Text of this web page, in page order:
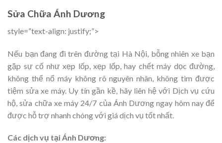
Sửa Chữa Ánh Dương
style=”text-align: justify;”>
Nếu bạn đang đi trên đường tại Hà Nội, bỗng nhiên xe bạn
gặp sự cố như xẹp lốp, xẹp lốp, hay chết máy dọc đường,
không thể nổ máy không rõ nguyên nhân, không tìm được
tiệm sửa xe máy. Uy tín gần kề, hãy liên hệ với Dịch vụ cứu
hộ, sửa chữa xe máy 24/7 của Ánh Dương ngay hôm nay để
được hỗ trợ nhanh chóng với giá dịch vụ tốt nhất.
Các dịch vụ tại Ánh Dương: